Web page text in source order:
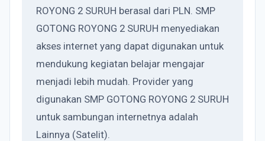
ROYONG 2 SURUH berasal dari PLN. SMP
GOTONG ROYONG 2 SURUH menyediakan
akses internet yang dapat digunakan untuk
mendukung kegiatan belajar mengajar
menjadi lebih mudah. Provider yang
digunakan SMP GOTONG ROYONG 2 SURUH
untuk sambungan internetnya adalah
Lainnya (Satelit).